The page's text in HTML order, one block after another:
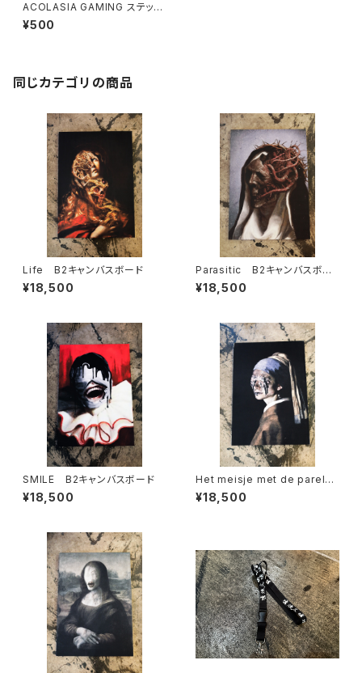
ACOLASIA GAMING ステッカ
ー
¥500
同じカテゴリの商品
Life B2キャンバスボード
¥18,500
Parasitic B2キャンバスボー
ド
¥18,500
SMILE B2キャンバスボード
¥18,500
Het meisje met de parel
B2キャンバスボード
¥18,500